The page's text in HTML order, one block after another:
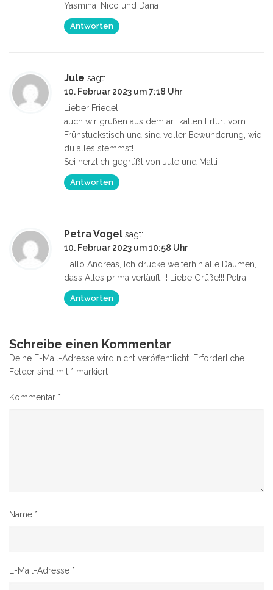
Yasmina, Nico und Dana
Antworten
Jule sagt:
10. Februar 2023 um 7:18 Uhr
Lieber Friedel,
auch wir grüßen aus dem ar….kalten Erfurt vom
Frühstückstisch und sind voller Bewunderung, wie
du alles stemmst!
Sei herzlich gegrüßt von Jule und Matti
Antworten
Petra Vogel sagt:
10. Februar 2023 um 10:58 Uhr
Hallo Andreas, Ich drücke weiterhin alle Daumen,
dass Alles prima verläuft!!!! Liebe Grüße!!! Petra.
Antworten
Schreibe einen Kommentar
Deine E-Mail-Adresse wird nicht veröffentlicht. Erforderliche
Felder sind mit * markiert
Kommentar *
Name *
E-Mail-Adresse *